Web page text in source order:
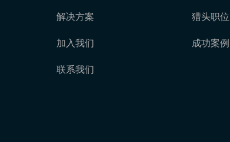
解决方案
加入我们
联系我们
猎头职位
成功案例